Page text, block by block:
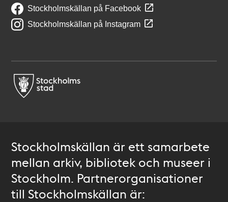
Stockholmskällan på Facebook
Stockholmskällan på Instagram
Stockholmskällan är ett samarbete
mellan arkiv, bibliotek och museer i
Stockholm. Partnerorganisationer
till Stockholmskällan är: